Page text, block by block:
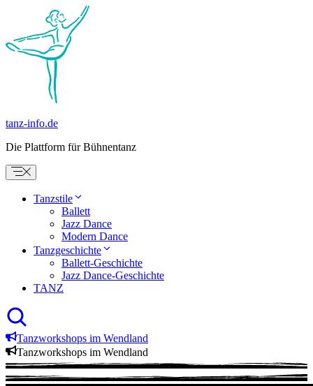
springen
tanz-info.de
Die Plattform für Bühnentanz
Tanzstile
Ballett
Jazz Dance
Modern Dance
Tanzgeschichte
Ballett-Geschichte
Jazz Dance-Geschichte
TANZ
Tanzworkshops im Wendland
Tanzworkshops im Wendland